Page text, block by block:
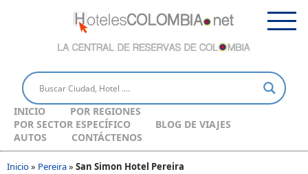
INICIO
POR REGIONES
POR SECTOR ESPECÍFICO
BLOG DE VIAJES
AUTOS
CONTÁCTENOS
Inicio» Pereira» San Simon Hotel Pereira